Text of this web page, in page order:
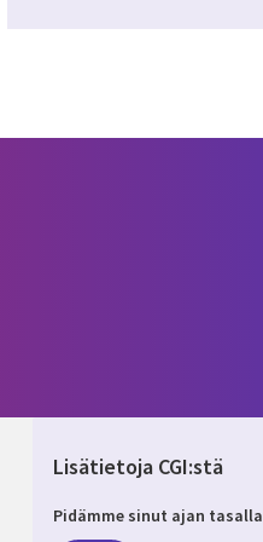
Lisätietoja CGI:stä
Pidämme sinut ajan tasalla